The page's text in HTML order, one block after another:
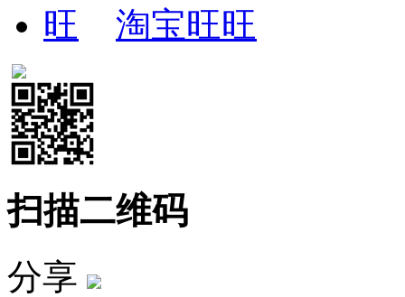
淘宝旺旺
扫描二维码
分享